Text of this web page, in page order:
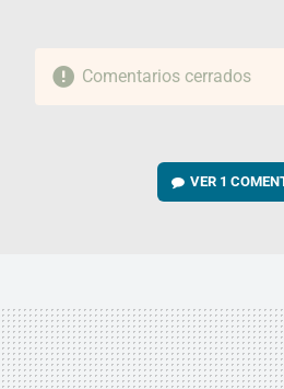
Comentarios cerrados
VER 1